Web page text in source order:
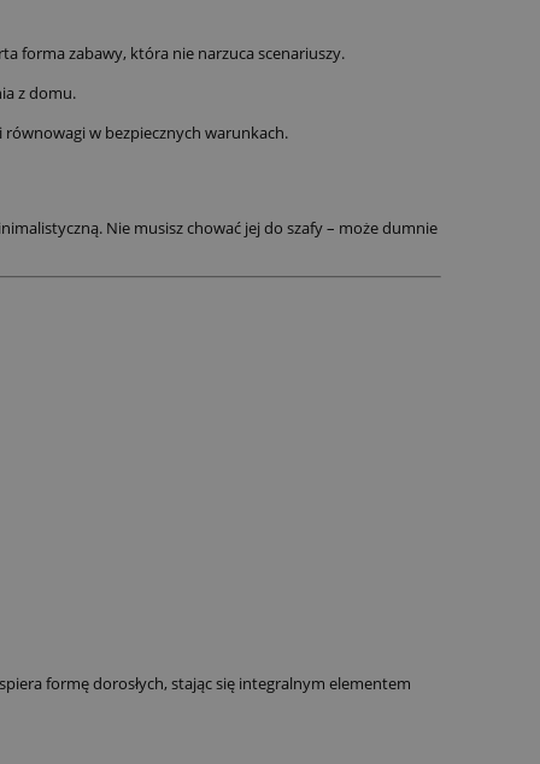
forma zabawy, która nie narzuca scenariuszy.
z domu.
w bezpiecznych warunkach.
Nie musisz chować jej do szafy – może dumnie
formę dorosłych, stając się integralnym elementem